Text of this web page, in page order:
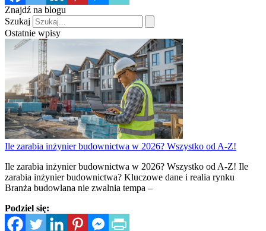
Znajdź na blogu
Szukaj
Ostatnie wpisy
Ile zarabia inżynier budownictwa w 2026? Wszystko od A-Z!
Ile zarabia inżynier budownictwa w 2026? Wszystko od A-Z! Ile
zarabia inżynier budownictwa? Kluczowe dane i realia rynku
Branża budowlana nie zwalnia tempa –
Podziel się: